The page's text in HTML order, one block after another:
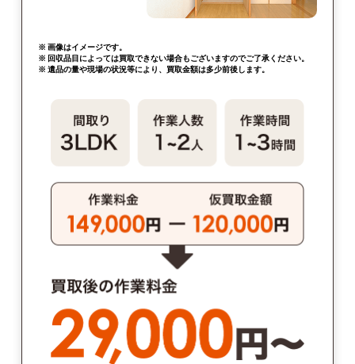
※ 画像はイメージです。
※ 回収品目によっては買取できない場合もございますのでご了承ください。
※ 遺品の量や現場の状況等により、買取金額は多少前後します。